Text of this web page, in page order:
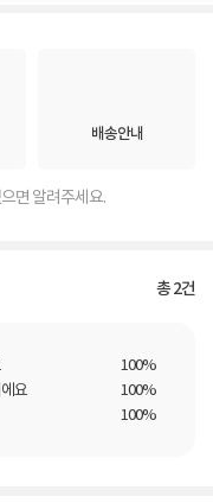
배송안내
면 알려주세요.
총2건
100%
요
100%
100%